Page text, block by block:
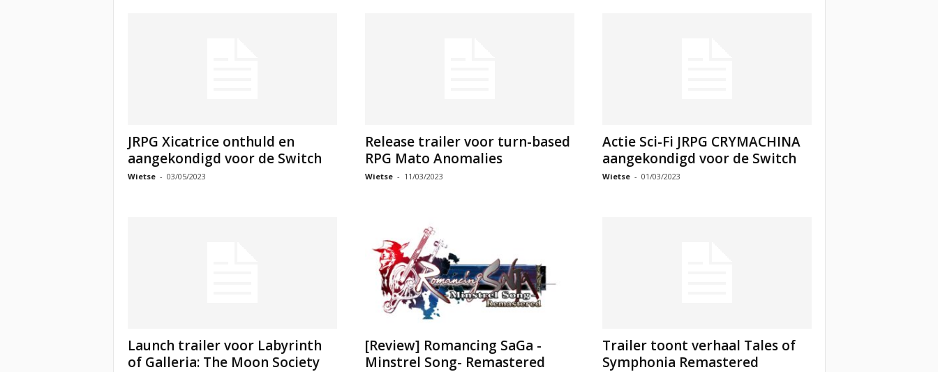
JRPG Xicatrice onthuld en
aangekondigd voor de Switch
Wietse - 03/05/2023
Release trailer voor turn-based
RPG Mato Anomalies
Wietse - 11/03/2023
Actie Sci-Fi JRPG CRYMACHINA
aangekondigd voor de Switch
Wietse - 01/03/2023
Launch trailer voor Labyrinth
of Galleria: The Moon Society
[Review] Romancing SaGa -
Minstrel Song- Remastered
Trailer toont verhaal Tales of
Symphonia Remastered